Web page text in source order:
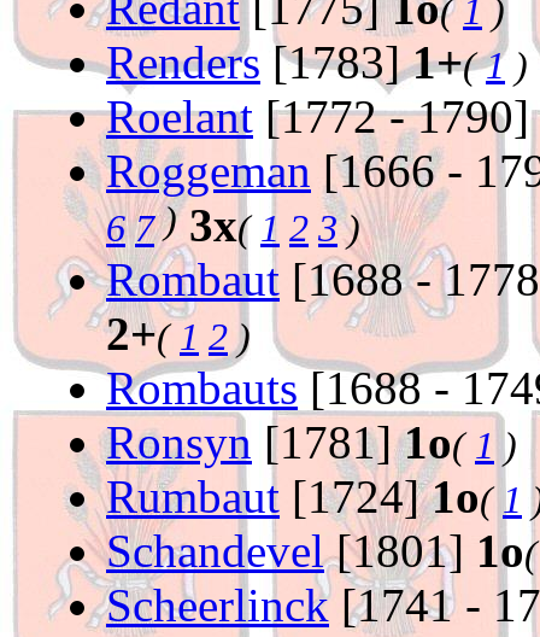
( 1 )
Renders [1783]1+(1)
Roelant [1772 - 1790]
Roggeman [1666 -
6 7) 3x( 1 2 3)
Rombaut [1688 -
2+( 1 2)
Rombauts [1688 -
Ronsyn [1781]1o( 1 )
Rumbaut [1724]1o( 1
Schandevel[1801] 1o
Scheerlinck[1741 -